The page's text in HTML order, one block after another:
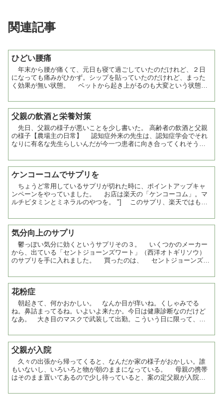
関連記事
ひどい腰痛
年末から腰が痛くて、元日も寝て過ごしていたのだけれど、２日
になっても痛みがひかず。シップを貼っていたのだけれど、まった
く効果が無い状態。 ベットから起き上がるのも大変という状態
父親の飲酒と栄養対策
先日、父親の様子が悪いことを少し書いた。 高齢者の飲酒と父親
の様子【農場主の日常】 認知症外来の先生は、認知症学会でそれ
なりに有名な先生らしいんだが今一つ患者に向き合ってくれそうな
ケンコーコムでサプリを
ちょうど常用しているサプリが切れた時に、ポイントアップキャ
ンペーンをやっていました。 お店は楽天の「ケンコーコム」。マ
ルチビタミンとミネラルのやつを。 "] このサプリ、楽天ではもう
気分向上のサプリ
鬱っぽい気分に効くというサプリその３。 いくつかのメーカー
から、出ている「セントジョーンズワート」（西洋オトギリソウ）
のサプリを手に入れました。 買ったのは、 セントジョーンズワ
花粉症
朝起きて、何かおかしい。 なんか目が痒いね。くしゃみでる
ね。鼻詰まってるね。いよいよ来たか。今日は健康診断なのだけど
なあ。 大き目のマスクで武装して出勤。こういう日に限って、２
り...
父親が入院
久々の出張から帰ってくると、なんだか家の様子がおかしい。誰
もいないし、いろいろと物が朝のままになっている。 母親の携帯
はそのまま置いてあるので少し待っていると、案の定父親が入院し